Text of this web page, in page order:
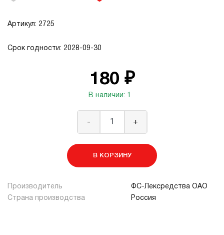
Артикул: 2725
Срок годности: 2028-09-30
180 ₽
В наличии: 1
- +
В КОРЗИНУ
Производитель
ФС-Лексредства ОАО
Страна производства
Россия